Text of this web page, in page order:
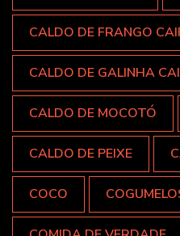
CALDO DE FRANGO
CALDO DE GALINHA
CALDO DE MOCOTÓ
CALDO DE PEIXE
COCO